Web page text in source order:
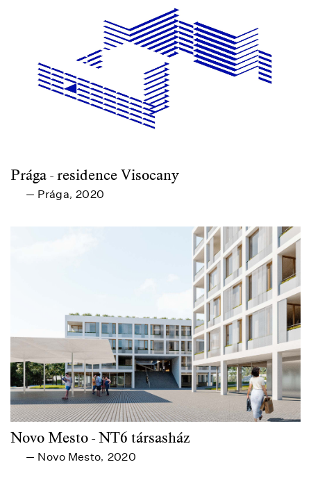
Prága - residence Visocany
— Prága, 2020
Novo Mesto - NT6 társasház
— Novo Mesto, 2020